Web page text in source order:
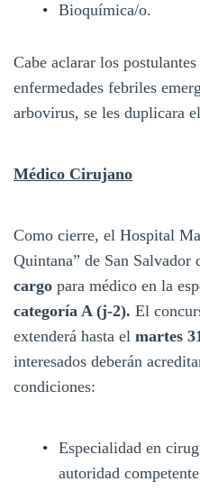
Bioquímica/o.
Cabe aclarar los
enfermedades febriles
arbovirus, se les duplicara
Médico Cirujano
Como cierre, el Hospital
Quintana” de San Salvador
cargo para médico en la
categoría A (j-2). El
extenderá hasta el martes
interesados deberán
condiciones:
Especialidad en
autoridad